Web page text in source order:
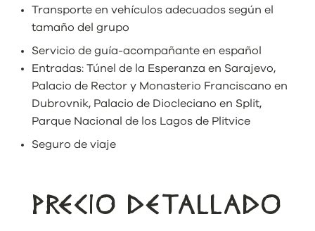
Transporte en vehículos adecuados según el
tamaño del grupo
Servicio de guía-acompañante en español
Entradas: Túnel de la Esperanza en Sarajevo,
Palacio de Rector y Monasterio Franciscano en
Dubrovnik, Palacio de Diocleciano en Split,
Parque Nacional de los Lagos de Plitvice
Seguro de viaje
PRECIO DETALLADO